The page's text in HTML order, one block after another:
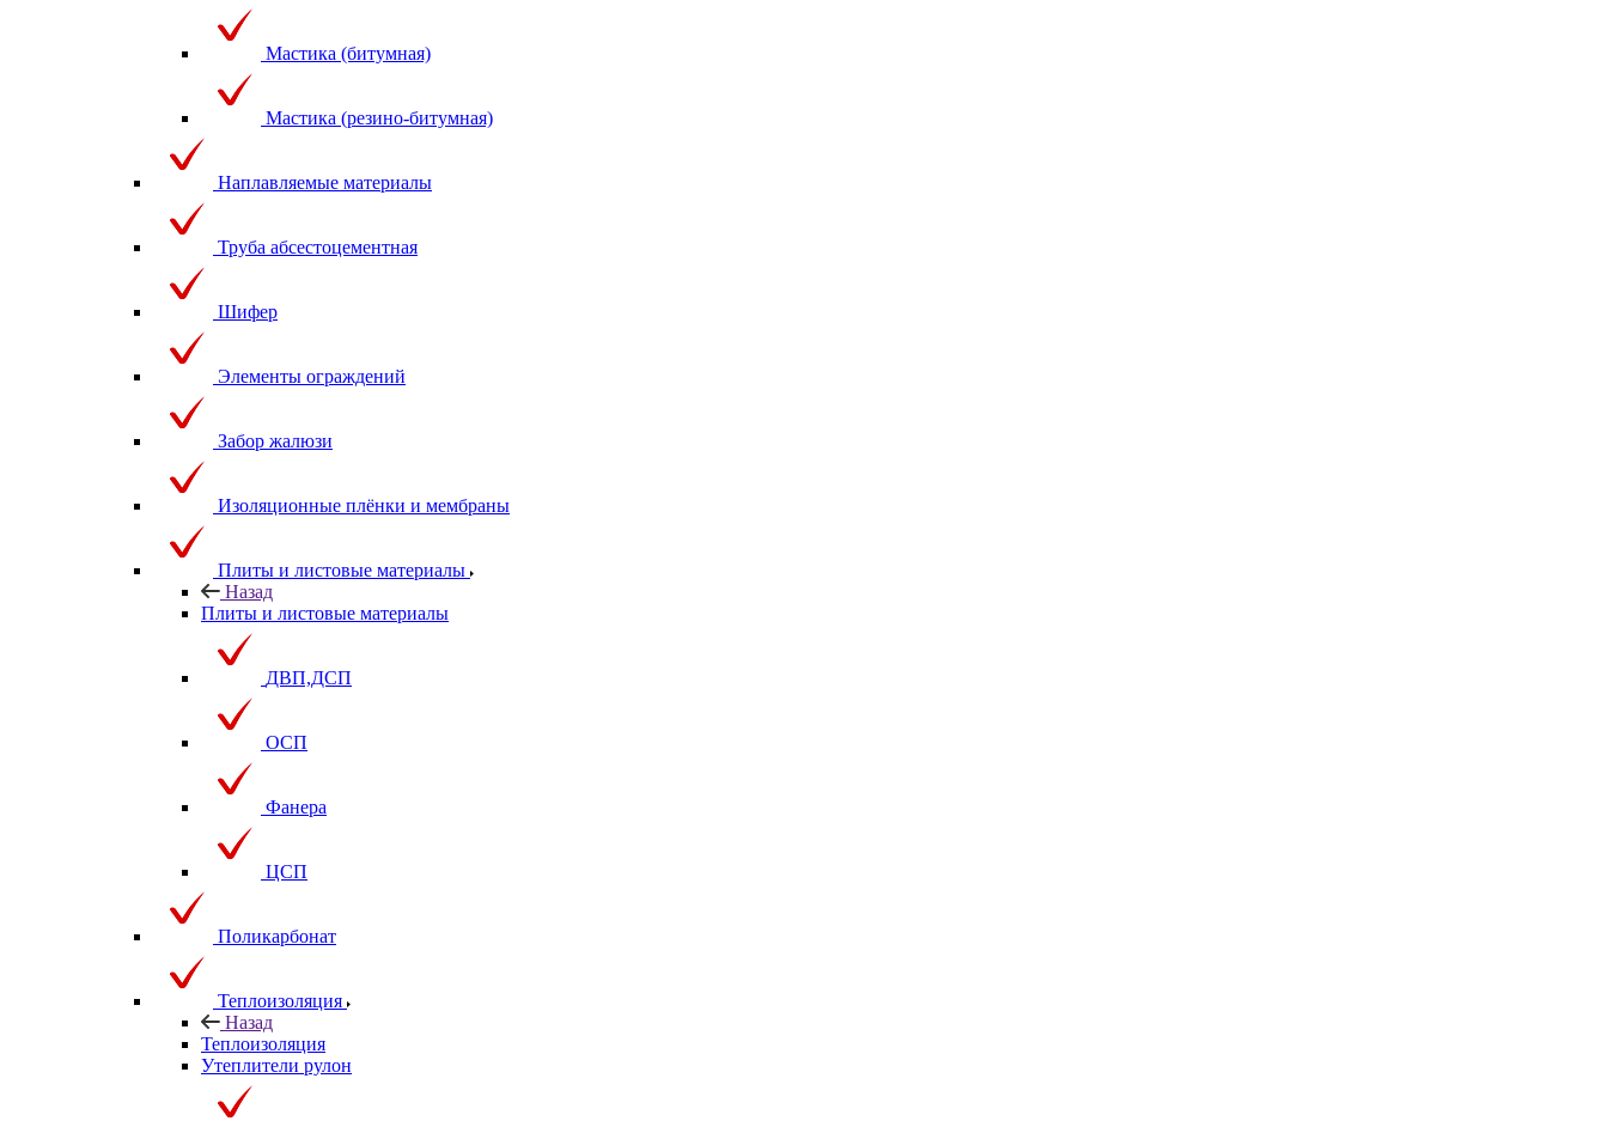
Мастика (битумная)
Мастика (резино-битумная)
Наплавляемые материалы
Труба абсестоцементная
Шифер
Элементы ограждений
Забор жалюзи
Изоляционные плёнки и мембраны
Плиты и листовые материалы
Назад
Плиты и листовые материалы
ДВП,ДСП
ОСП
Фанера
ЦСП
Поликарбонат
Теплоизоляция
Назад
Теплоизоляция
Утеплители рулон